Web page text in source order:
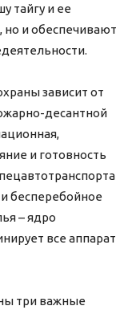
тайгу и ее
но и обеспечивают
зависит от
десантной
и готовность
бесперебойное
– ядро
все аппарат
три важные